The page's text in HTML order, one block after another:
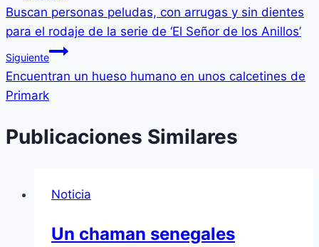
Buscan personas peludas, con arrugas y sin dientes
para el rodaje de la serie de ‘El Señor de los Anillos’
Siguiente
Encuentran un hueso humano en unos calcetines de
Primark
Publicaciones Similares
Noticia
Un chaman senegales